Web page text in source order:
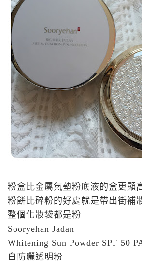
粉盒比金屬氣墊粉底液的盒更顯
粉餅比碎粉的好處就是帶出街補
整個化妝袋都是粉
Sooryehan Jadan
Whitening Sun Powder SPF 50
白防曬透明粉